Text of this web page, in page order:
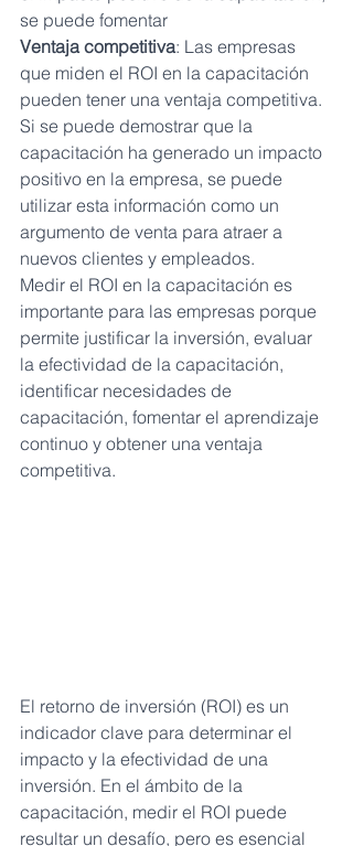
se puede fomentar
Ventaja competitiva: Las empresas
que miden el ROI en la capacitación
pueden tener una ventaja competitiva.
Si se puede demostrar que la
capacitación ha generado un impacto
positivo en la empresa, se puede
utilizar esta información como un
argumento de venta para atraer a
nuevos clientes y empleados.
Medir el ROI en la capacitación es
importante para las empresas porque
permite justificar la inversión, evaluar
la efectividad de la capacitación,
identificar necesidades de
capacitación, fomentar el aprendizaje
continuo y obtener una ventaja
competitiva.
El retorno de inversión (ROI) es un
indicador clave para determinar el
impacto y la efectividad de una
inversión. En el ámbito de la
capacitación, medir el ROI puede
resultar un desafío, pero es esencial